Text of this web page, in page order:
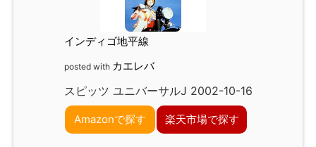
インディゴ地平線
posted with カエレバ
スピッツ ユニバーサルJ 2002-10-16
Amazonで探す 楽天市場で探す